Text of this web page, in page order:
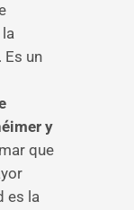
Es un
y
que
es la